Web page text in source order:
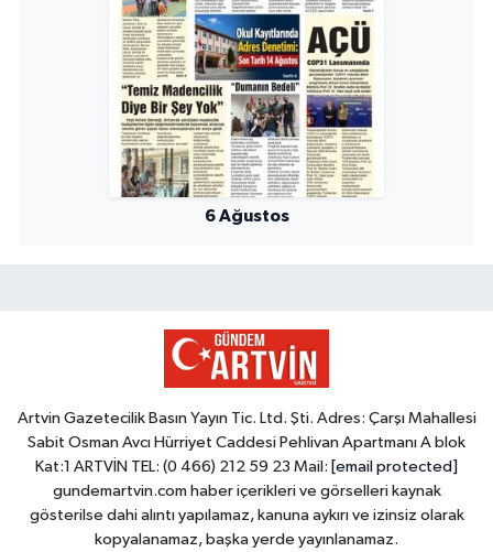
6 Ağustos
Artvin Gazetecilik Basın Yayın Tic. Ltd. Şti. Adres: Çarşı Mahallesi
Sabit Osman Avcı Hürriyet Caddesi Pehlivan Apartmanı A blok
Kat:1 ARTVİN TEL: (0 466) 212 59 23 Mail: [email protected]
gundemartvin.com haber içerikleri ve görselleri kaynak
gösterilse dahi alıntı yapılamaz, kanuna aykırı ve izinsiz olarak
kopyalanamaz, başka yerde yayınlanamaz.